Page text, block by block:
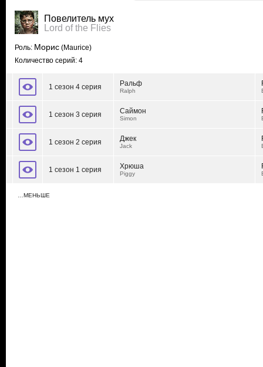
Повелитель мух
Lord of the Flies
Роль: Морис (Maurice)
Количество серий: 4
1 сезон 4 серия Ральф
Ralph
1 сезон 3 серия Саймон
Simon
1 сезон 2 серия Джек
Jack
1 сезон 1 серия Хрюша
Piggy
…МЕНЬШЕ